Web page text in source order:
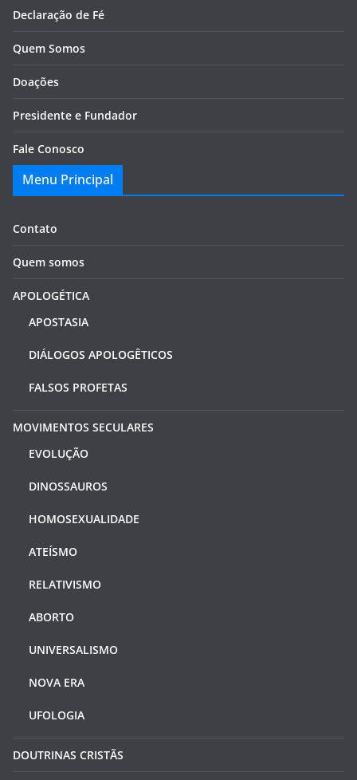
Declaração de Fé
Quem Somos
Doações
Presidente e Fundador
Fale Conosco
Menu Principal
Contato
Quem somos
APOLOGÉTICA
APOSTASIA
DIÁLOGOS APOLOGÊTICOS
FALSOS PROFETAS
MOVIMENTOS SECULARES
EVOLUÇÃO
DINOSSAUROS
HOMOSEXUALIDADE
ATEÍSMO
RELATIVISMO
ABORTO
UNIVERSALISMO
NOVA ERA
UFOLOGIA
DOUTRINAS CRISTÃS